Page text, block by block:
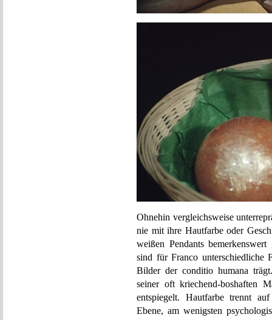
Ohnehin vergleichsweise
nie mit ihre Hautfarbe oder
weißen Pendants
sind für Franco unterschiedliche
Bilder der conditio humana
seiner oft kriechend-boshaften
entspiegelt. Hautfarbe trennt
Ebene, am wenigsten